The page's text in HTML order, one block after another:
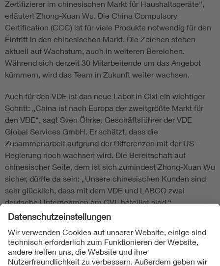
Zertifizierer im chinesischen Markt für Haushaltsgeräte“,
erläutert Zhong-Xuan Wu. Die China Compulsory
Certification (CCC) ist für viele Produkte notwendig für den
Eintritt in den chinesischen Markt. Die Zeichen stehen
aktuell auf Wachstum, auch in weiteren Bereichen.
Während sich derzeit 30 Mitarbeitende um das Angebot
kümmern, wird das Team in Zukunft weiter wachsen.
Auch für den VDE ist das neue Labor in Cixi ein wichtiger
Schritt: „China ist nach Europa der zweitgrößte Markt für
den VDE“, sagt Sven Öhrke, Geschäftsführer der VDE
Global Services GmbH. Er schätzt, dass die
Zusammenarbeit aufgrund der Differenzen mit der US-
Regierung noch wachsen wird. Die Bereitschaft auf
chinesischer Seite, dem ist sich zumindest Zhong-Xuan Wu
sicher, dürfte da sein: „Unsere chinesischen Kunden sind
sehr glücklich, dass mit dem VDE und LABCO zwei
deutsche Unternehmen am CVL beteiligt sind.“
Folgen Sie uns